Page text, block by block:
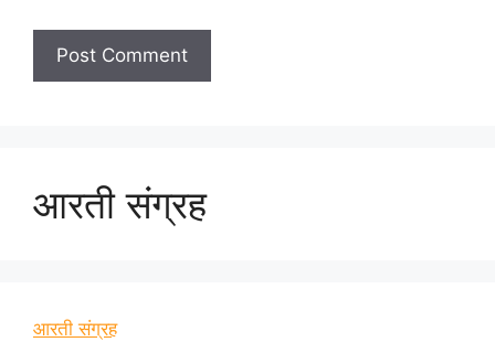
आरती संग्रह
आरती संग्रह